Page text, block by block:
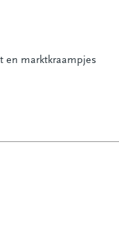
en marktkraampjes